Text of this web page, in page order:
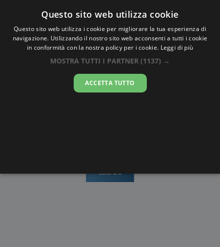
Oraesatta.co
Ora EsattaKericho
14:25:05
colorare
Questo sito web utilizza cookie
Questo sito web utilizza i cookie per migliorare la tua esperienza di
navigazione. Utilizzando il nostro sito web acconsenti a tutti i cookie
in conformità con la nostra policy per i cookie. Leggi di più
MOSTRA TUTTI I PARTNER (1137) →
ACCETTA TUTTO